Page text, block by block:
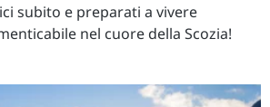
subito e preparati a vivere
nel cuore della Scozia!